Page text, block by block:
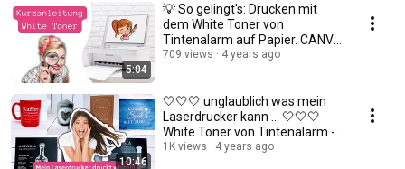
5:04
💡 So gelingt's: Drucken mit
dem White Toner von
Tintenalarm auf Papier. CANVA
- ANLEITUNG 🤍🤍🤍
709 views 4 years ago
10:46
🤍🤍🤍 unglaublich was mein
Laserdrucker kann ... 🤍🤍🤍
White Toner von Tintenalarm -
genial
1K views 4 years ago